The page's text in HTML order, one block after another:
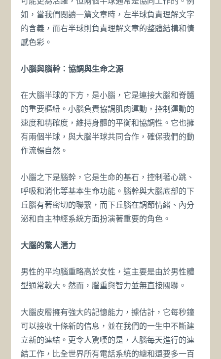
如，當我們閱讀一篇文章時，左半球負責理解文字
的含義，而右半球則負責理解文章的整體結構和情
感色彩。
小腦與腦幹：協調與生命之源
在大腦半球的下方，是小腦，它是連接大腦和脊髓
的重要樞紐。小腦負責協調肌肉運動，控制運動的
速度和精確度，維持身體的平衡和協調性。它也擁
有兩個半球，與大腦半球共同合作，確保我們的動
作流暢自然。
小腦之下是腦幹，它是生命的基石，控制著心跳、
呼吸和消化等基本生命功能。腦幹與大腦底部的下
丘腦有著密切的聯繫，而下丘腦在調節情緒、內分
泌和自主神經系統方面扮演著重要的角色。
大腦的驚人潛力
男性的平均腦重略高於女性，這主要是由於男性體
型通常較大。然而，腦重與智力並無直接關聯。
大腦皮層擁有強大的記憶能力，據估計，它每秒鐘
可以接收十條新的信息，並在我們的一生中不斷建
立新的連結。更令人驚嘆的是，人腦每天進行的連
結工作，比全世界所有電話系統的總和還要多一百